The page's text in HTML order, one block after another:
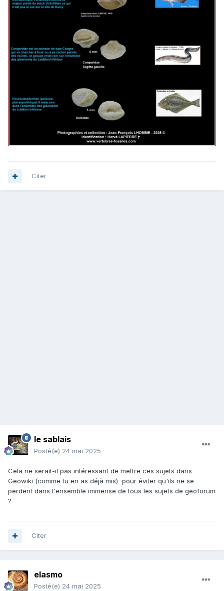
Citer
le sablais
Posté(e) 24 mai 2025
Cela ne serait-il pas intéressant de mettre ces sujets dans
Geowiki (comme tu en as déjà mis) pour éviter qu'ils ne se
perdent dans l'ensemble immense de tous les sujets de geoforum
?
Citer
elasmo
Posté(e) 24 mai 2025